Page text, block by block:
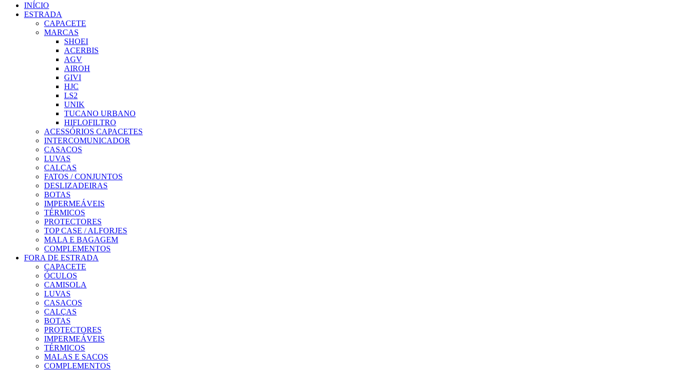
INÍCIO
ESTRADA
CAPACETE
MARCAS
SHOEI
ACERBIS
AGV
AIROH
GIVI
HJC
LS2
UNIK
TUCANO URBANO
HIFLOFILTRO
ACESSÓRIOS CAPACETES
INTERCOMUNICADOR
CASACOS
LUVAS
CALÇAS
FATOS / CONJUNTOS
DESLIZADEIRAS
BOTAS
IMPERMEÁVEIS
TÉRMICOS
PROTECTORES
TOP CASE / ALFORJES
MALA E BAGAGEM
COMPLEMENTOS
FORA DE ESTRADA
CAPACETE
ÓCULOS
CAMISOLA
LUVAS
CASACOS
CALÇAS
BOTAS
PROTECTORES
IMPERMEÁVEIS
TÉRMICOS
MALAS E SACOS
COMPLEMENTOS